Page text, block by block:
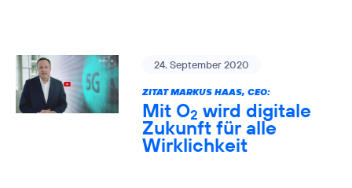
24. September 2020
ZITAT MARKUS HAAS, CEO:
Mit O2 wird digitale
Zukunft für alle
Wirklichkeit